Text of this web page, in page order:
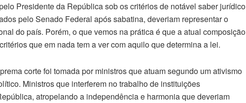
Presidente da República sob os critérios de notável saber jurídico
pelo Senado Federal após sabatina, deveriam representar o
do país. Porém, o que vemos na prática é que a atual composição
que em nada tem a ver com aquilo que determina a lei.
corte foi tomada por ministros que atuam segundo um ativismo
Ministros que interferem no trabalho de instituições
atropelando a independência e harmonia que deveriam